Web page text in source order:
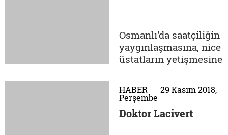
Osmanlı'da saatçiliğin
yaygınlaşmasına, nice
üstatların yetişmesine
vesile olan Saatçi
Dede namıyla meşhur
Ahmed Eflâkî'nin
dervişlikten saatçiliğe
geçişi nasıl oldu?
HABER 29 Kasım 2018,
Perşembe
Doktor Lacivert